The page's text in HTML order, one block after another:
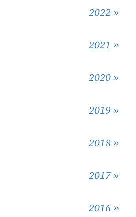
2022 »
2021 »
2020 »
2019 »
2018 »
2017 »
2016 »